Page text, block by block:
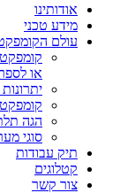
אודותינו
מידע טכני
עולם
או
הגה
סוגי
תיק עבודות
קטלוגים
צור קשר